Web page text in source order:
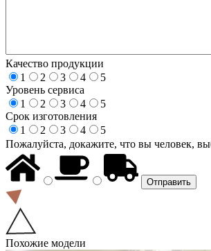
Качество продукции
1
2 3 4
5
Уровень сервиса
1
2 3 4
5
Срок изготовления
1
2 3 4
5
Пожалуйста, докажите, что вы человек,
Похожие модели